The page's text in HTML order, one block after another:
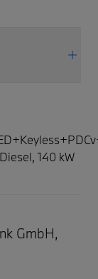
140 kW
GmbH,